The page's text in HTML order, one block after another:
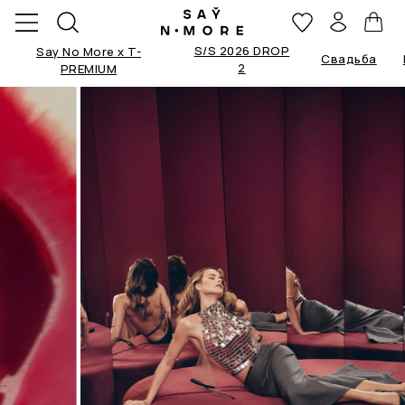
Свадьба
Say No More x T-
PREMIUM
S/S 2026 DROP
2